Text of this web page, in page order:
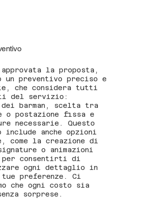
la proposta,
un preventivo preciso e
che considera tutti
del servizio:
dei barman, scelta tra
o postazione fissa e
necessarie. Questo
include anche opzioni
come la creazione di
o animazioni
consentirti di
ogni dettaglio in
preferenze. Ci
che ogni costo sia
sorprese.